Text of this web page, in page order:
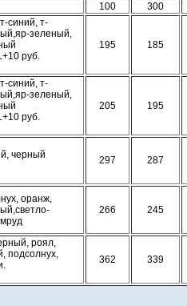
100 300
синий, т-
зеленый,
руб.
195 185
синий, т-
зеленый,
руб.
205 195
черный
297 287
оранж,
266 245
роял,
подсолнух,
362 339